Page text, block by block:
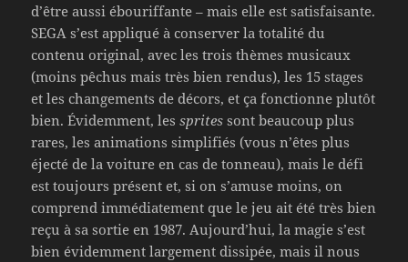
d’être aussi ébouriffante – mais elle est satisfaisante.
SEGA s’est appliqué à conserver la totalité du
contenu original, avec les trois thèmes musicaux
(moins pêchus mais très bien rendus), les 15 stages
et les changements de décors, et ça fonctionne plutôt
bien. Évidemment, lessprites sont beaucoup plus
rares, les animations simplifiés (vous n’êtes plus
éjecté de la voiture en cas de tonneau), mais le défi
est toujours présent et, si on s’amuse moins, on
comprend immédiatement que le jeu ait été très bien
reçu à sa sortie en 1987. Aujourd’hui, la magie s’est
bien évidemment largement dissipée, mais il nous